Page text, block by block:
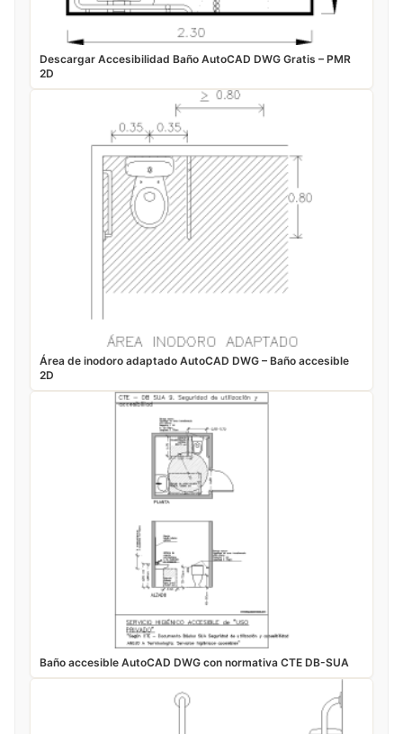
Descargar Accesibilidad Baño AutoCAD DWG Gratis – PMR
2D
Área de inodoro adaptado AutoCAD DWG – Baño accesible
2D
Baño accesible AutoCAD DWG con normativa CTE DB-SUA